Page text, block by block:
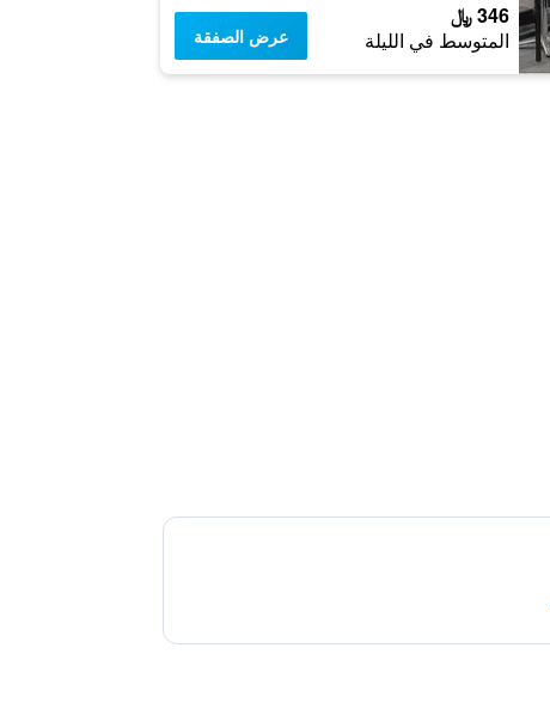
346 ﷼
المتوسط في الليلة عرض الصفقة